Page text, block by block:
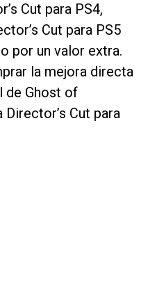
Cut para PS4,
Cut para PS5
por un valor extra.
la mejora directa
de Ghost of
Director’s Cut para